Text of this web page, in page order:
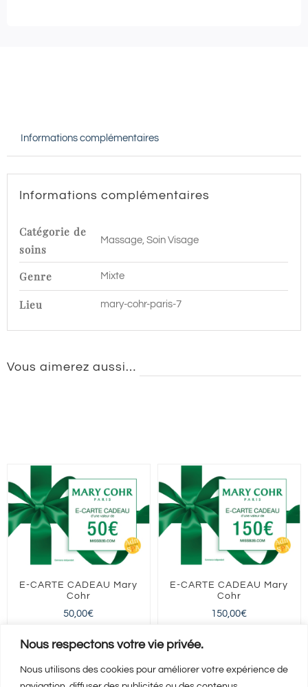
Nous respectons votre vie privée.
Nous utilisons des cookies pour améliorer votre expérience de
60
min
Paris
Informations complémentaires
Informations complémentaires
Catégorie de
soins
Massage, Soin Visage
Genre Mixte
Lieu mary-cohr-paris-7
Vous aimerez aussi…
E-CARTE CADEAU Mary
Cohr
50,00€
FRANCE entière
E-CARTE CADEAU Mary
Cohr
150,00€